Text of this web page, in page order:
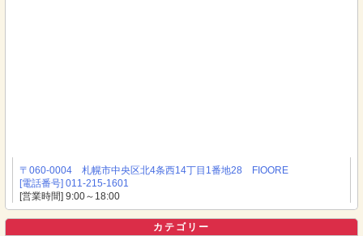
〒060-0004 札幌市中央区北4条西14丁目1番地28 FIOORE
[電話番号] 011-215-1601
[営業時間] 9:00～18:00
カテゴリー